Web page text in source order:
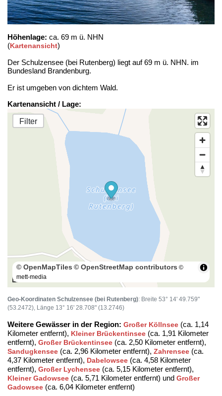
Höhenlage: ca. 69 m ü. NHN
(Kartenansicht)
Der Schulzensee (bei Rutenberg) liegt auf 69 m ü. NHN. im
Bundesland Brandenburg.
Er ist umgeben von dichtem Wald.
Kartenansicht / Lage:
Filter
100 m
© OpenMapTiles © OpenStreetMap contributors ©
mett-media
Geo-Koordinaten Schulzensee (bei Rutenberg): Breite 53° 14' 49.759"
(53.2472), Länge 13° 16' 28.708" (13.2746)
Weitere Gewässer in der Region: Großer Köllnsee (ca. 1,14
Kilometer entfernt), Kleiner Brückentinsee (ca. 1,91 Kilometer
entfernt), Großer Brückentinsee (ca. 2,50 Kilometer entfernt),
Sandugkensee (ca. 2,96 Kilometer entfernt), Zahrensee (ca.
4,37 Kilometer entfernt), Dabelowsee (ca. 4,58 Kilometer
entfernt), Großer Lychensee (ca. 5,15 Kilometer entfernt),
Kleiner Gadowsee (ca. 5,71 Kilometer entfernt) und Großer
Gadowsee (ca. 6,04 Kilometer entfernt)